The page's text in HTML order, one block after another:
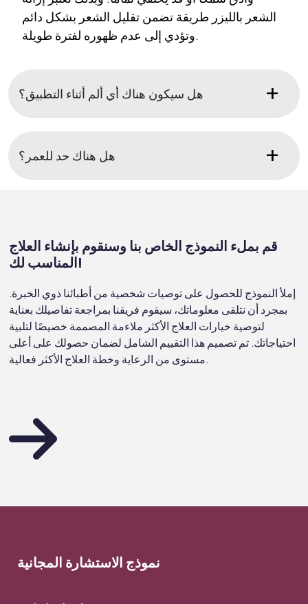
الشعر بالليزر طريقة تضمن تقليل الشعر بشكل دائم
وتؤدي إلى عدم ظهوره لفترة طويلة.
هل سيكون هناك أي ألم أثناء التطبيق؟
هل هناك حد للعمر؟
قم بملء النموذج الخاص بنا وسنقوم بإنشاء العلاج
المناسب لك!
إملأ النموذج للحصول على توصيات شخصية من أطبائنا ذوي الخبرة.
بمجرد أن نتلقى معلوماتك، سيقوم فريقنا بمراجعة تفاصيلك بعناية
لتوصية خيارات العلاج الأكثر ملاءمة المصممة خصيصًا لتلبية
احتياجاتك. تم تصميم هذا التقييم الشامل لضمان حصولك على أعلى
مستوى من الرعاية وخطة العلاج الأكثر فعالية.
نموذج الاستشارة المجانية